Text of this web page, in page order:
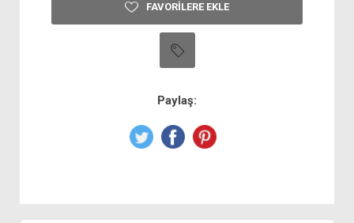
FAVORILERE EKLE
Paylaş: